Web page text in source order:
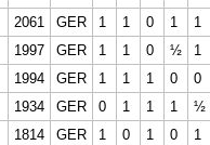
2061 GER 1 1 0 1
1
1997 GER 1 1 0 ½
1
1994 GER 1 1 1 0
0
1934 GER 0 1 1 1
½
1814 GER 1 0 1 0
1